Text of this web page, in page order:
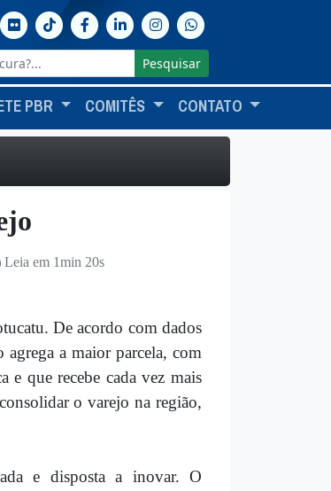
Pesquisar
PBR COMITÊS CONTATO
Leia em 1min 20s
De acordo com dados
a maior parcela, com
e que recebe cada vez mais
o varejo na região,
e disposta a inovar. O